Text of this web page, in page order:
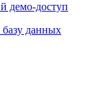
демо-доступ
данных